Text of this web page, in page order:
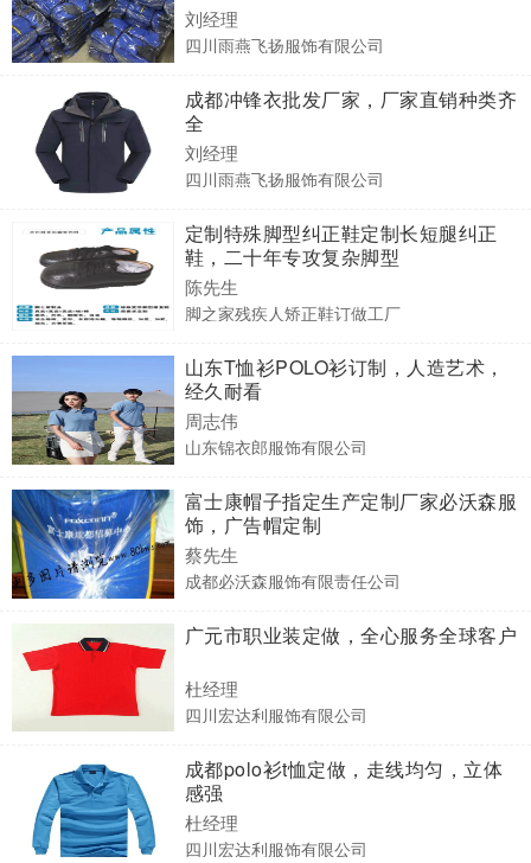
刘经理
四川雨燕飞扬服饰有限公司
成都冲锋衣批发厂家，厂家直销种类齐
全
刘经理
四川雨燕飞扬服饰有限公司
定制特殊脚型纠正鞋定制长短腿纠正
鞋，二十年专攻复杂脚型
陈先生
脚之家残疾人矫正鞋订做工厂
山东T恤衫POLO衫订制，人造艺术，
经久耐看
周志伟
山东锦衣郎服饰有限公司
富士康帽子指定生产定制厂家必沃森服
饰，广告帽定制
蔡先生
成都必沃森服饰有限责任公司
广元市职业装定做，全心服务全球客户
杜经理
四川宏达利服饰有限公司
成都polo衫t恤定做，走线均匀，立体
感强
杜经理
四川宏达利服饰有限公司